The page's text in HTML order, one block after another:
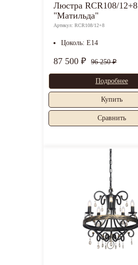
Люстра RCR108/12+8
"Матильда"
Артикул: RCR108/12+8
Цоколь: E14
87 500 ₽ 96 250 ₽
Подробнее
Купить
Cравнить